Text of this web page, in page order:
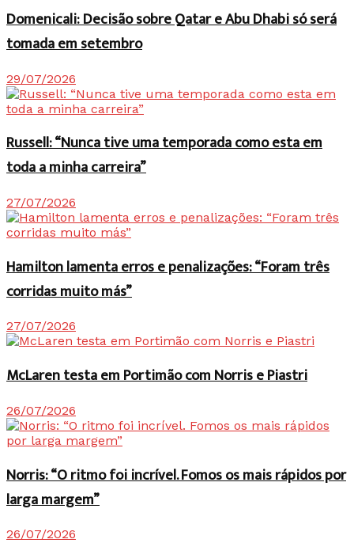
Domenicali: Decisão sobre Qatar e Abu Dhabi só será
tomada em setembro
29/07/2026
Russell: “Nunca tive uma temporada como esta em
toda a minha carreira”
27/07/2026
Hamilton lamenta erros e penalizações: “Foram três
corridas muito más”
27/07/2026
McLaren testa em Portimão com Norris e Piastri
26/07/2026
Norris: “O ritmo foi incrível. Fomos os mais rápidos por
larga margem”
26/07/2026